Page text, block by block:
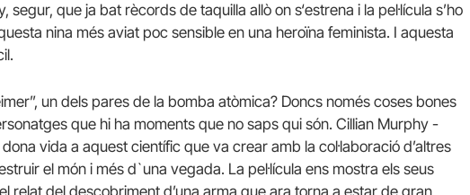
segur, que ja bat rècords de taquilla allò on s‘estrena i la pel·lícula s’ho
nina més aviat poc sensible en una heroïna feminista. I aquesta
un dels pares de la bomba atòmica? Doncs només coses bones
que hi ha moments que no saps qui són. Cillian Murphy -
vida a aquest científic que va crear amb la col·laboració d’altres
el món i més d`una vegada. La pel·lícula ens mostra els seus
relat del descobriment d’una arma que ara torna a estar de gran